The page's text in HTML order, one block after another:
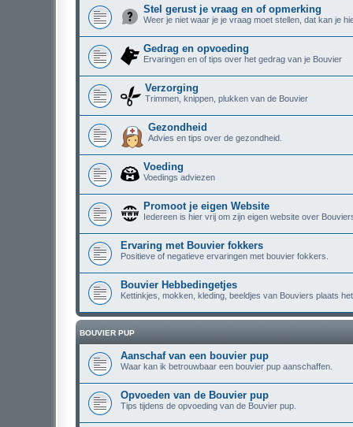
Stel gerust je vraag en of opmerking
Weer je niet waar je je vraag moet stellen, dat kan je
Gedrag en opvoeding
Ervaringen en of tips over het gedrag van je Bouvier
Verzorging
Trimmen, knippen, plukken van de Bouvier
Gezondheid
Advies en tips over de gezondheid.
Voeding
Voedings adviezen
Promoot je eigen Website
Iedereen is hier vrij om zijn eigen website over
Ervaring met Bouvier fokkers
Positieve of negatieve ervaringen met bouvier fokkers.
Bouvier Hebbedingetjes
Kettinkjes, mokken, kleding, beeldjes van Bouviers plaats het
BOUVIER PUP
Aanschaf van een bouvier pup
Waar kan ik betrouwbaar een bouvier pup aanschaffen.
Opvoeden van de Bouvier pup
Tips tijdens de opvoeding van de Bouvier pup.